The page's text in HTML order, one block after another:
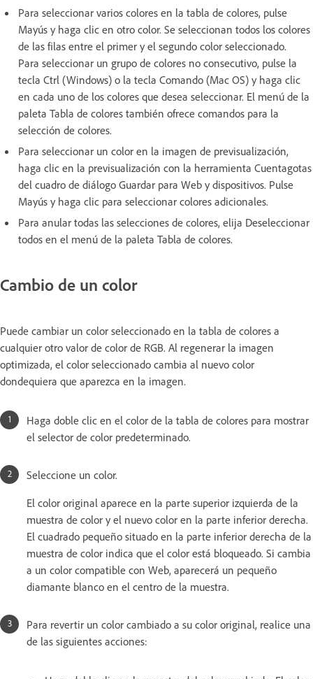
Para seleccionar varios colores en la tabla de colores, pulse
Mayús y haga clic en otro color. Se seleccionan todos los colores
de las filas entre el primer y el segundo color seleccionado.
Para seleccionar un grupo de colores no consecutivo, pulse la
tecla Ctrl (Windows) o la tecla Comando (Mac OS) y haga clic
en cada uno de los colores que desea seleccionar. El menú de la
paleta Tabla de colores también ofrece comandos para la
selección de colores.
Para seleccionar un color en la imagen de previsualización,
haga clic en la previsualización con la herramienta Cuentagotas
del cuadro de diálogo Guardar para Web y dispositivos. Pulse
Mayús y haga clic para seleccionar colores adicionales.
Para anular todas las selecciones de colores, elija Deseleccionar
todos en el menú de la paleta Tabla de colores.
Cambio de un color
Puede cambiar un color seleccionado en la tabla de colores a
cualquier otro valor de color de RGB. Al regenerar la imagen
optimizada, el color seleccionado cambia al nuevo color
dondequiera que aparezca en la imagen.
Haga doble clic en el color de la tabla de colores para mostrar
el selector de color predeterminado.
Seleccione un color.
El color original aparece en la parte superior izquierda de la
muestra de color y el nuevo color en la parte inferior derecha.
El cuadrado pequeño situado en la parte inferior derecha de la
muestra de color indica que el color está bloqueado. Si cambia
a un color compatible con Web, aparecerá un pequeño
diamante blanco en el centro de la muestra.
Para revertir un color cambiado a su color original, realice una
de las siguientes acciones: